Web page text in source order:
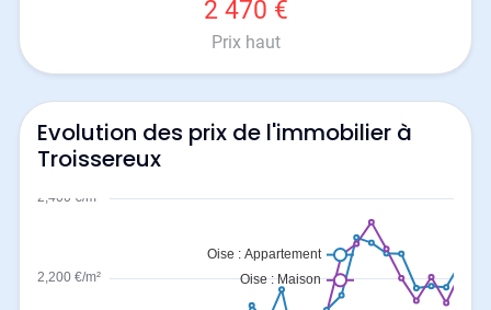
2 470 €
Prix haut
Evolution des prix de l'immobilier à
Troissereux